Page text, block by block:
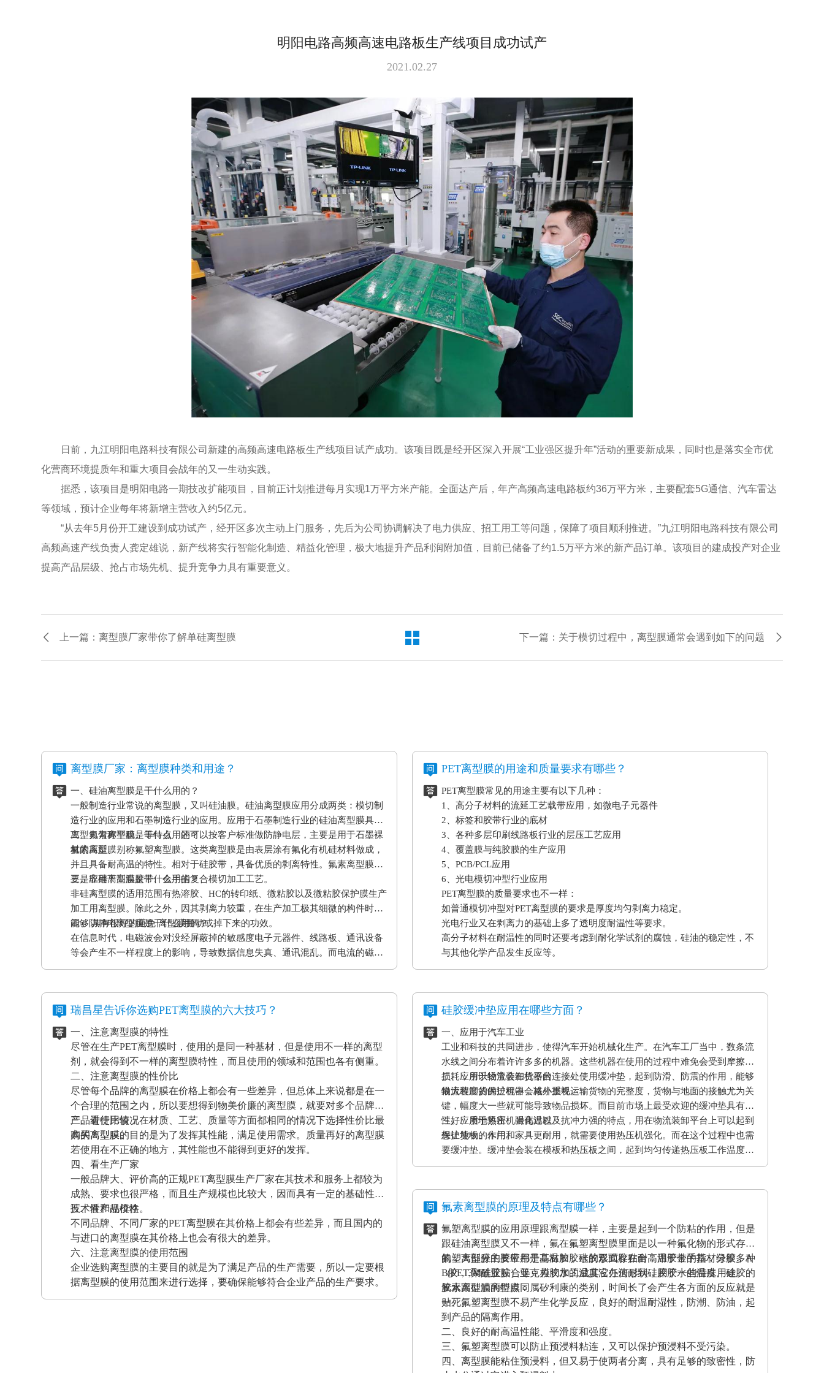
明阳电路高频高速电路板生产线项目成功试产
2021.02.27
日前，九江明阳电路科技有限公司新建的高频高速电路板生产线项目试产成功。该项目既是经开区深入开展“工业强区提升年”活动的重要新成果，同时也是落实全市优
化营商环境提质年和重大项目会战年的又一生动实践。
据悉，该项目是明阳电路一期技改扩能项目，目前正计划推进每月实现1万平方米产能。全面达产后，年产高频高速电路板约36万平方米，主要配套5G通信、汽车雷达
等领域，预计企业每年将新增主营收入约5亿元。
“从去年5月份开工建设到成功试产，经开区多次主动上门服务，先后为公司协调解决了电力供应、招工用工等问题，保障了项目顺利推进。”九江明阳电路科技有限公司
高频高速产线负责人龚定雄说，新产线将实行智能化制造、精益化管理，极大地提升产品利润附加值，目前已储备了约1.5万平方米的新产品订单。该项目的建成投产对企业
提高产品层级、抢占市场先机、提升竞争力具有重要意义。
上一篇：离型膜厂家带你了解单硅离型膜 下一篇：关于模切过程中，离型膜通常会遇到如下的问题
离型膜厂家：离型膜种类和用途？
一、硅油离型膜是干什么用的？
一般制造行业常说的离型膜，又叫硅油膜。硅油离型膜应用分成两类：模切制
造行业的应用和石墨制造行业的应用。应用于石墨制造行业的硅油离型膜具备
离型力匀称平稳、等特点，还可以按客户标准做防静电层，主要是用于石墨裸
材的压延。
二、氟素离型膜是干什么用的？
氟素离型膜别称氟塑离型膜。这类离型膜是由表层涂有氟化有机硅材料做成，
并且具备耐高温的特性。相对于硅胶带，具备优质的剥离特性。氟素离型膜主
要是应用于高温胶带、金手指复合模切加工工艺。
三、非硅离型膜是干什么用的？
非硅离型膜的适用范围有热溶胶、HC的转印纸、微粘胶以及微粘胶保护膜生产
加工用离型膜。除此之外，因其剥离力较重，在生产加工极其细微的构件时，
能够 具有很好的避免 离型膜挪动或掉下来的功效。
四、防静电离型膜是干什么用的？
在信息时代，电磁波会对没经屏蔽掉的敏感度电子元器件、线路板、通讯设备
等会产生不一样程度上的影响，导致数据信息失真、通讯混乱。而电流的磁效
应和磨擦产生的静电感应对各种各样敏感元件、仪表设备、一些化工原材料
PET离型膜的用途和质量要求有哪些？
PET离型膜常见的用途主要有以下几种：
1、高分子材料的流延工艺载带应用，如微电子元器件
2、标签和胶带行业的底材
3、各种多层印刷线路板行业的层压工艺应用
4、覆盖膜与纯胶膜的生产应用
5、PCB/PCL应用
6、光电模切冲型行业应用
PET离型膜的质量要求也不一样：
如普通模切冲型对PET离型膜的要求是厚度均匀剥离力稳定。
光电行业又在剥离力的基础上多了透明度耐温性等要求。
高分子材料在耐温性的同时还要考虑到耐化学试剂的腐蚀，硅油的稳定性，不
与其他化学产品发生反应等。
瑞昌星告诉你选购PET离型膜的六大技巧？
一、注意离型膜的特性
尽管在生产PET离型膜时，使用的是同一种基材，但是使用不一样的离型
剂，就会得到不一样的离型膜特性，而且使用的领域和范围也各有侧重。
二、注意离型膜的性价比
尽管每个品牌的离型膜在价格上都会有一些差异，但总体上来说都是在一
个合理的范围之内，所以要想得到物美价廉的离型膜，就要对多个品牌的
产品进行比较，在材质、工艺、质量等方面都相同的情况下选择性价比最
高的离型膜。
三、看使用情况
购买离型膜的目的是为了发挥其性能，满足使用需求。质量再好的离型膜
若使用在不正确的地方，其性能也不能得到更好的发挥。
四、看生产厂家
一般品牌大、评价高的正规PET离型膜生产厂家在其技术和服务上都较为
成熟、要求也很严格，而且生产规模也比较大，因而具有一定的基础性、
技术性和规模性。
五、看产品价格
不同品牌、不同厂家的PET离型膜在其价格上都会有些差异，而且国内的
与进口的离型膜在其价格上也会有很大的差异。
六、注意离型膜的使用范围
企业选购离型膜的主要目的就是为了满足产品的生产需要，所以一定要根
据离型膜的使用范围来进行选择，要确保能够符合企业产品的生产要求。
硅胶缓冲垫应用在哪些方面？
一、应用于汽车工业
工业和科技的共同进步，使得汽车开始机械化生产。在汽车工厂当中，数条流
水线之间分布着许许多多的机器。这些机器在使用的过程中难免会受到摩擦和
损耗，所以经常会在机器的连接处使用缓冲垫，起到防滑、防震的作用，能够
最大程度的保护机器，减小损耗。
二、应用于物流装卸货平台
物流装卸货的过程中会格外重视运输货物的完整度，货物与地面的接触尤为关
键，幅度大一些就可能导致物品损坏。而目前市场上最受欢迎的缓冲垫具有弹
性好、质地紧密、耐高温以及抗冲力强的特点，用在物流装卸平台上可以起到
保护货物的作用。
三、应用于热压机强化过程
想让地板、木门和家具更耐用，就需要使用热压机强化。而在这个过程中也需
要缓冲垫。缓冲垫会装在模板和热压板之间，起到均匀传递热压板工作温度和
工作压力的作用。而且使用缓冲垫还可以使纸贴面和基板更加密致的粘合，最
氟素离型膜的原理及特点有哪些？
氟塑离型膜的应用原理跟离型膜一样，主要是起到一个防粘的作用，但是
跟硅油离型膜又不一样，氟在氟塑离型膜里面是以一种氟化物的形式存在
的，大部分的胶带都是基材加胶水的形式存在耐高温胶带的基材分很多种
（PET,聚酰亚胺）亚克力胶水的温度没办法耐到硅胶胶水的温度、硅胶的
胶水跟硅油离型膜同属矽利康的类别，时间长了会产生各方面的反应就是
贴死。
氟塑离型膜主要应用于高温胶，硅胶双面胶贴合；用于金手指，绿胶，A
B胶，3M硅胶贴合等；模切加工成其它任何形状，用于一些特殊用途。
氟素离型膜的特点：
一、氟塑离型膜不易产生化学反应，良好的耐温耐湿性，防潮、防油，起
到产品的隔离作用。
二、良好的耐高温性能、平滑度和强度。
三、氟塑离型膜可以防止预浸料粘连，又可以保护预浸料不受污染。
四、离型膜能粘住预浸料，但又易于使两者分离，具有足够的致密性，防